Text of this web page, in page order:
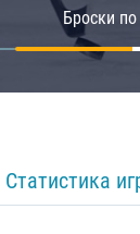
Броски
Статистика